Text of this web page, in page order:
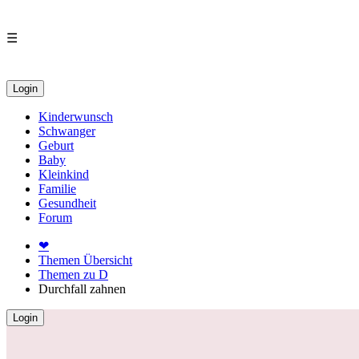
☰
Login
Kinderwunsch
Schwanger
Geburt
Baby
Kleinkind
Familie
Gesundheit
Forum
❤
Themen Übersicht
Themen zu D
Durchfall zahnen
Login